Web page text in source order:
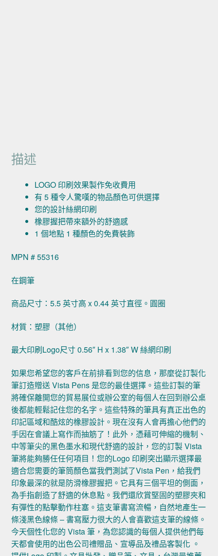
描述
LOGO 印刷效果製作免收費用
有 5 種令人驚嘆的物品顏色可供選擇
您的設計絲網印刷
橡膠握把帶來額外的舒適感
1 個地點 1 種顏色的免費裝飾
MPN # 55316
在鋼筆
商品尺寸：5.5 英寸高 x 0.44 英寸直徑。圓圈
材質：塑膠（其他）
最大印刷Logo尺寸 0.56″ H x 1.38″ W 絲網印刷
如果您希望您的客戶在前排看到您的信息，那麼從訂製化
筆訂造贈送 Vista Pens 是您的最佳選擇。這些訂製的筆
將確保離開您的貿易展位或辦公室的每個人在回到辦公桌
後都能輕鬆記住您的名字。這些特殊的筆具有真正出色的
印記區域和酷炫的橡膠設計。現在沒有人會再擔心他們的
手因在會議上寫作而抽筋了！此外，憑藉可伸縮的機制、
中等筆尖的黑色墨水和現代舒適的設計，您的訂製 Vista
筆將能夠勝任任何項目！您的Logo 印刷突出顯示選擇最
適合您需要的筆筒顏色當我們測試了Vista Pen，給我們
印象最深的就是防滑橡膠握把。它具有三個平坦的側面，
為手指創造了舒適的休息點。我們還欣賞堅固的塑膠夾和
有彈性的點擊動作柱塞。這支筆書寫流暢，自然地產生一
條淺黑色線條 – 書寫壓力很大的人會喜歡這支筆的線條。
今天個性化您的 Vista 筆，為您認識的每個人提供他們每
天都會使用的出色公司禮贈品、宣導品及禮品客製化 。